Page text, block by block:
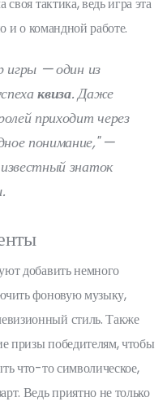
и о командной работе.
игры — один из
квиза. Даже
приходит через
понимание," —
знаток
добавить немного
фоновую музыку,
стиль. Также
призы победителям, чтобы
что-то символическое,
Ведь приятно не только